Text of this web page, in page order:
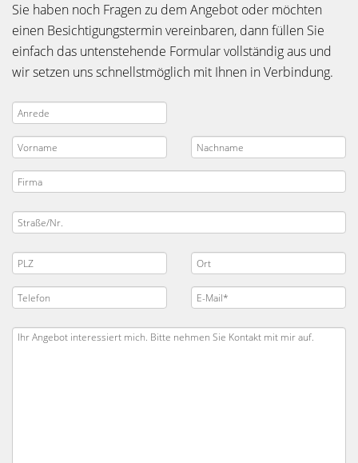
Sie haben noch Fragen zu dem Angebot oder möchten
einen Besichtigungstermin vereinbaren, dann füllen Sie
einfach das untenstehende Formular vollständig aus und
wir setzen uns schnellstmöglich mit Ihnen in Verbindung.